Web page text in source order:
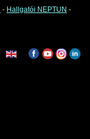
- Hallgatói NEPTUN -